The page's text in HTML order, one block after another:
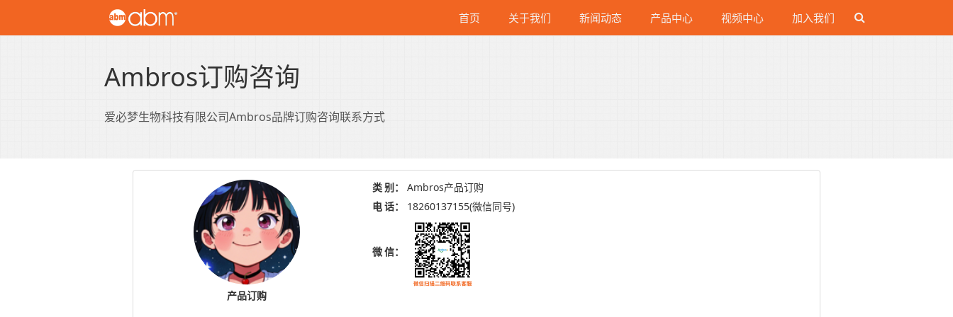
首页 关于我们 新闻动态 产品中心 视频中心 加入我们
Ambros订购咨询
爱必梦生物科技有限公司Ambros品牌订购咨询联系方式
产品订购
类别：
Ambros产品订购
电话： 18260137155(微信同号)
微信：